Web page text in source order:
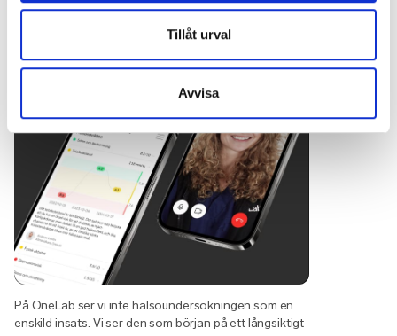
Tillåt urval
Avvisa
Därför har OneLab byggt hälsoundersökningen
På OneLab ser vi inte hälsoundersökningen som en
enskild insats. Vi ser den som början på ett långsiktigt